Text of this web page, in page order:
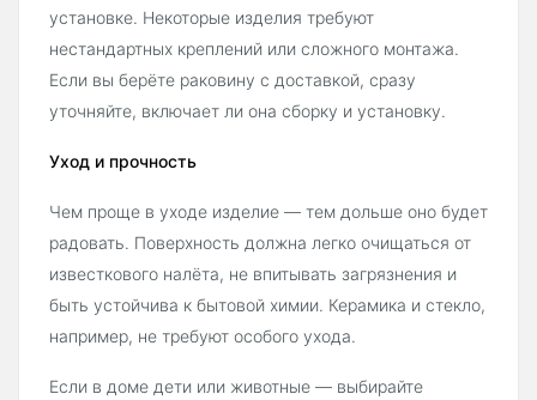
установке. Некоторые изделия требуют
нестандартных креплений или сложного монтажа.
Если вы берёте раковину с доставкой, сразу
уточняйте, включает ли она сборку и установку.
Уход и прочность
Чем проще в уходе изделие — тем дольше оно будет
радовать. Поверхность должна легко очищаться от
известкового налёта, не впитывать загрязнения и
быть устойчива к бытовой химии. Керамика и стекло,
например, не требуют особого ухода.
Если в доме дети или животные — выбирайте